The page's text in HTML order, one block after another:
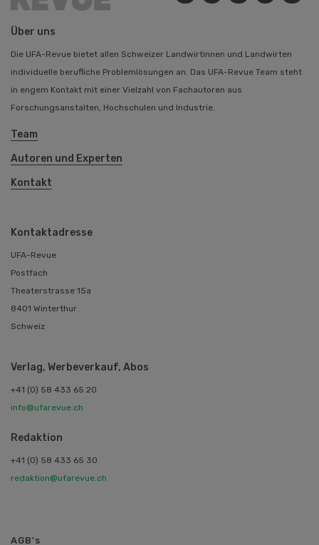
Über uns
Die UFA-Revue bietet allen Schweizer Landwirtinnen und Landwirten
individuelle berufliche Problemlösungen an. Das UFA-Revue Team steht
in engem Kontakt mit einer Vielzahl von Fachautoren aus
Forschungsanstalten, Hochschulen und Industrie.
Team
Autoren und Experten
Kontakt
Kontaktadresse
UFA-Revue
Postfach
Theaterstrasse 15a
8401 Winterthur
Schweiz
Verlag, Werbeverkauf, Abos
+41 (0) 58 433 65 20
info@ufarevue.ch
Redaktion
+41 (0) 58 433 65 30
redaktion@ufarevue.ch
AGB's